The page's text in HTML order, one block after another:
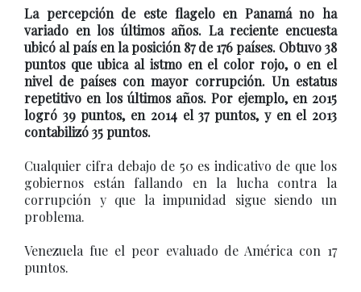
La percepción de este flagelo en Panamá no ha
variado en los últimos años. La reciente encuesta
ubicó al país en la posición 87 de 176 países. Obtuvo 38
puntos que ubica al istmo en el color rojo, o en el
nivel de países con mayor corrupción. Un estatus
repetitivo en los últimos años. Por ejemplo, en 2015
logró 39 puntos, en 2014 el 37 puntos, y en el 2013
contabilizó 35 puntos.
Cualquier cifra debajo de 50 es indicativo de que los
gobiernos están fallando en la lucha contra la
corrupción y que la impunidad sigue siendo un
problema.
Venezuela fue el peor evaluado de América con 17
puntos.